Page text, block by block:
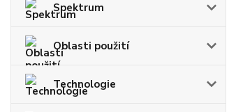
Spektrum
Oblasti použití
Technologie